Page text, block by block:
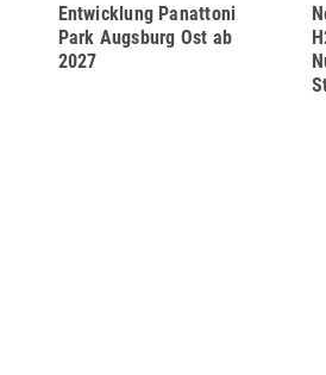
Entwicklung Panattoni
Park Augsburg Ost ab
2027